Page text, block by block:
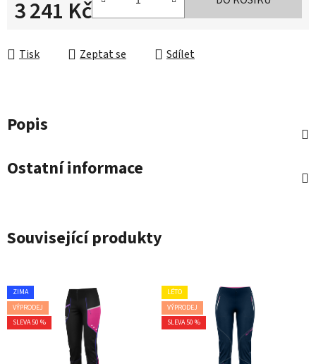
3 241 Kč
Tisk Zeptat se Sdílet
Popis
Ostatní informace
Související produkty
ZIMA
VÝPRODEJ
SLEVA 50 %
LÉTO
VÝPRODEJ
SLEVA 50 %